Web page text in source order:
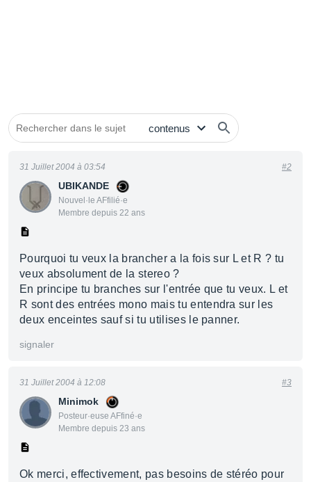
UBIKANDE
Nouvel·le AFfilié·e
Membre depuis 22 ans
31 Juillet 2004 à 03:54 #2
Pourquoi tu veux la brancher a la fois sur L et R ? tu
veux absolument de la stereo ?
En principe tu branches sur l'entrée que tu veux. L et
R sont des entrées mono mais tu entendra sur les
deux enceintes sauf si tu utilises le panner.
signaler
Minimok
Posteur·euse AFfiné·e
Membre depuis 23 ans
31 Juillet 2004 à 12:08 #3
Ok merci, effectivement, pas besoins de stéréo pour